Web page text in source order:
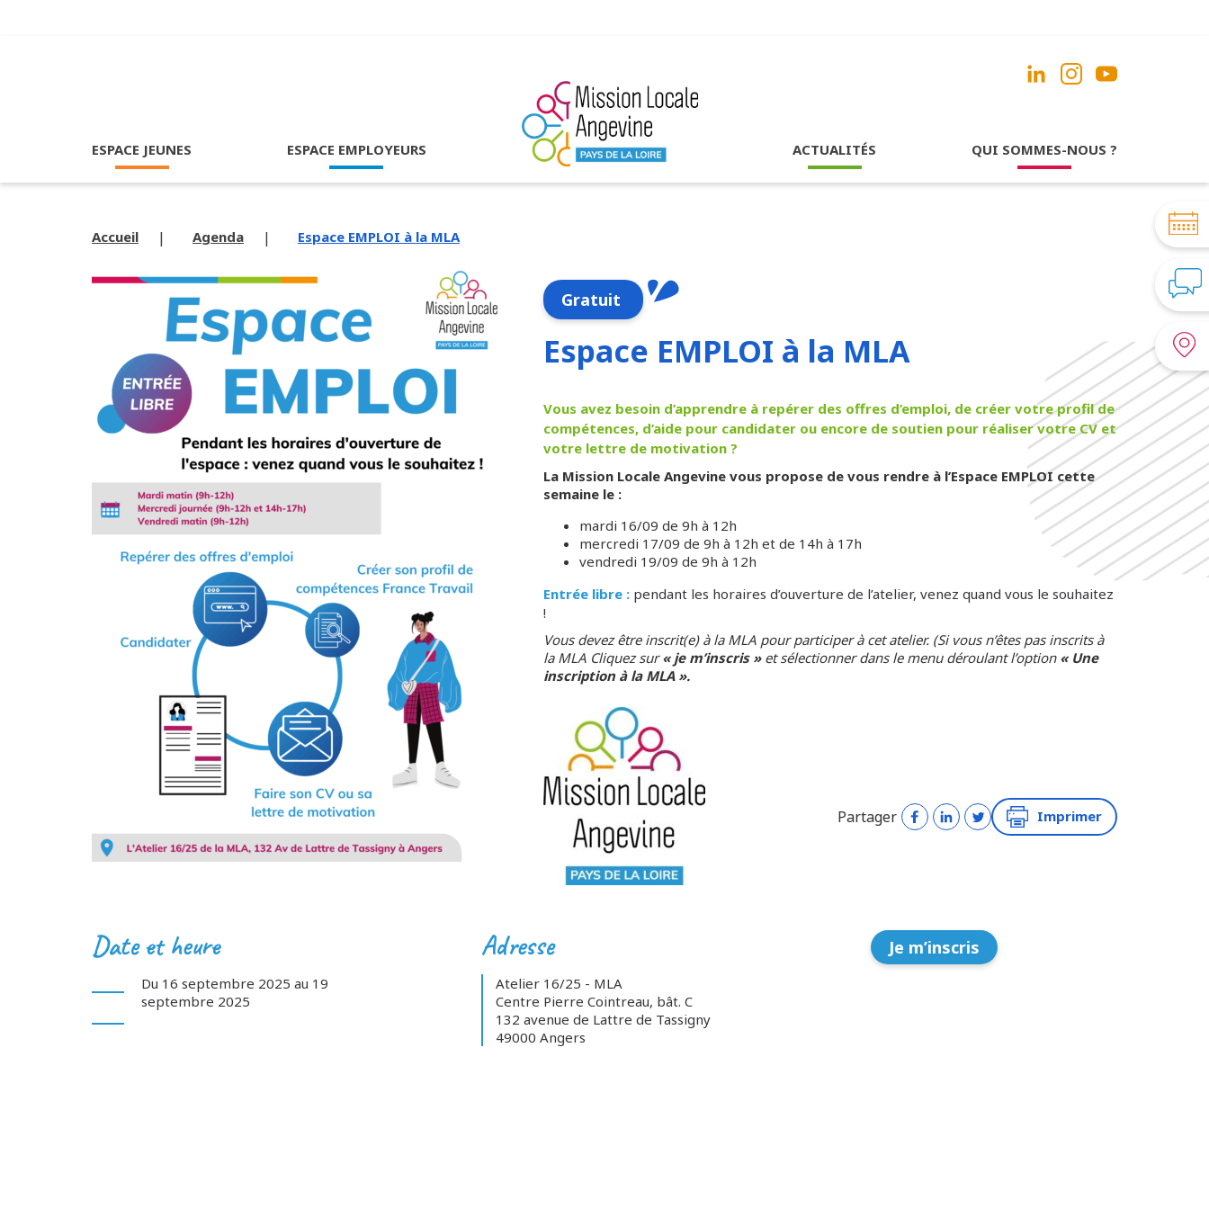
ESPACE JEUNES ESPACE EMPLOYEURS ACTUALITÉS QUI SOMMES-NOUS ?
Accueil Agenda Espace EMPLOI à la MLA
Gratuit
Espace EMPLOI à la MLA
Vous avez besoin d’apprendre à repérer des offres d’emploi, de créer votre profil de
compétences, d’aide pour candidater ou encore de soutien pour réaliser votre CV et
votre lettre de motivation ?
La Mission Locale Angevine vous propose de vous rendre à l’Espace EMPLOI cette
semaine le :
mardi 16/09 de 9h à 12h
mercredi 17/09 de 9h à 12h et de 14h à 17h
vendredi 19/09 de 9h à 12h
Entrée libre :pendant les horaires d’ouverture de l’atelier, venez quand vous le souhaitez
!
Vous devez être inscrit(e) à la MLA pour participer à cet atelier. (Si vous n’êtes pas inscrits à
la MLA Cliquez sur« je m’inscris »et sélectionner dans le menu déroulant l’option « Une
inscription à la MLA ».
Partager Imprimer
Date et heure
Du 16 septembre 2025 au 19
septembre 2025
Adresse
Atelier 16/25 - MLA
Centre Pierre Cointreau, bât. C
132 avenue de Lattre de Tassigny
49000 Angers
Je m’inscris